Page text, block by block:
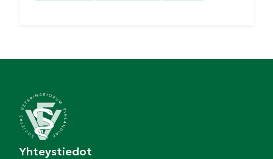
Yhteystiedot